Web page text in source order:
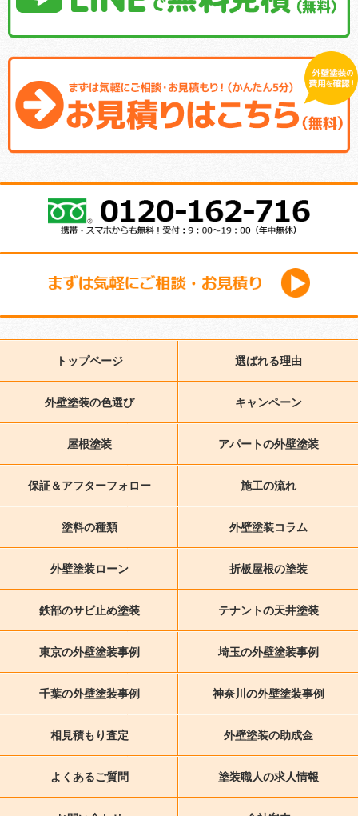
トップページ 選ばれる理由
外壁塗装の色選び キャンペーン
屋根塗装 アパートの外壁塗装
保証＆アフターフォロー 施工の流れ
塗料の種類 外壁塗装コラム
外壁塗装ローン 折板屋根の塗装
鉄部のサビ止め塗装 テナントの天井塗装
東京の外壁塗装事例 埼玉の外壁塗装事例
千葉の外壁塗装事例 神奈川の外壁塗装事例
相見積もり査定 外壁塗装の助成金
よくあるご質問 塗装職人の求人情報